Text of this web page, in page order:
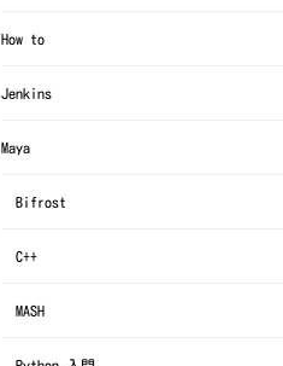
How to
Jenkins
Maya
Bifrost
C++
MASH